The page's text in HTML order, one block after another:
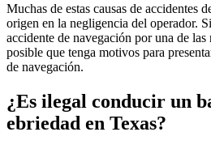
Muchas de estas causas de accidentes
origen en la negligencia del operador.
accidente de navegación por una de las
posible que tenga motivos para
de navegación.
¿Es ilegal conducir un
ebriedad en Texas?